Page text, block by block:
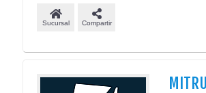
Sucursal Compartir